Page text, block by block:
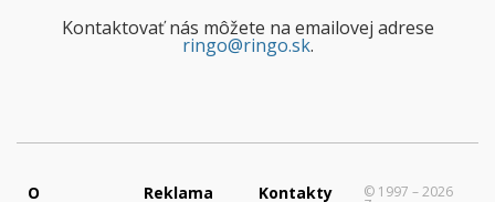
Kontaktovať nás môžete na emailovej adrese
ringo@ringo.sk.
O Reklama Kontakty © 1997 – 2026